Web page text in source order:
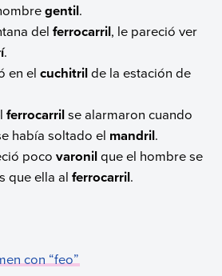
gentil.
delferrocarril, le pareció ver
.
en elcuchitrilde la estación de
ferrocarrilse alarmaron cuando
había soltado el mandril.
pocovaronilque el hombre se
que ella alferrocarril.
con “feo”